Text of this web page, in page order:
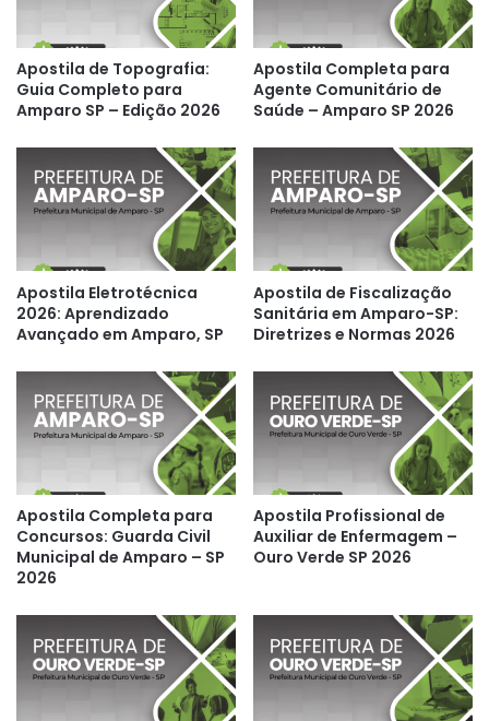
Apostila de Topografia:
Guia Completo para
Amparo SP – Edição 2026
Apostila Completa para
Agente Comunitário de
Saúde – Amparo SP 2026
Apostila Eletrotécnica
2026: Aprendizado
Avançado em Amparo, SP
Apostila de Fiscalização
Sanitária em Amparo-SP:
Diretrizes e Normas 2026
Apostila Completa para
Concursos: Guarda Civil
Municipal de Amparo – SP
2026
Apostila Profissional de
Auxiliar de Enfermagem –
Ouro Verde SP 2026